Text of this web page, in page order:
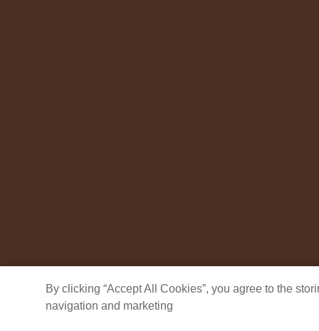
By clicking “Accept All Cookies”, you agree to the
navigation and marketing